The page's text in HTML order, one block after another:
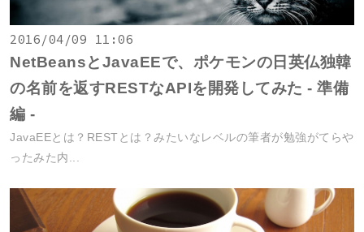
2016/04/09 11:06
NetBeansとJavaEEで、ポケモンの日英仏独韓
の名前を返すRESTなAPIを開発してみた - 準備
編 -
JavaEEとは？RESTとは？みたいなレベルの筆者が勉強がてらや
ったみた内...